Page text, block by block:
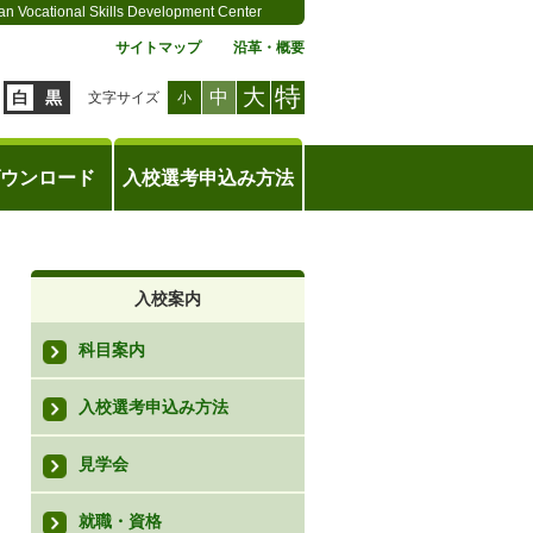
Vocational Skills Development Center
ンロード 入校選考申込み方法
白 黒 文字サイズ 小 中 大 特
サイトマップ 沿革・概要
入校案内
科目案内
入校選考申込み方法
見学会
就職・資格